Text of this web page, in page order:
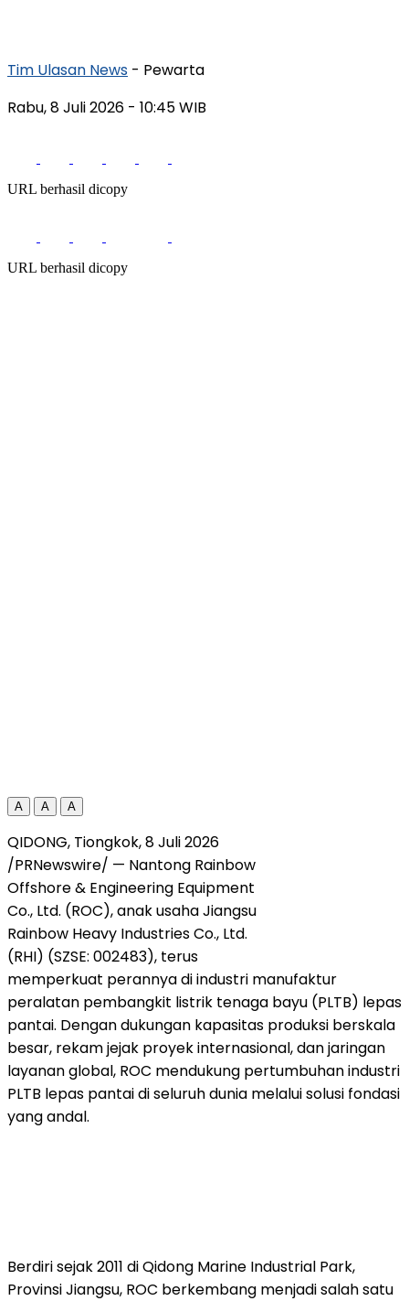
Tim Ulasan News - Pewarta
Rabu, 8 Juli 2026 - 10:45 WIB
URL berhasil dicopy
URL berhasil dicopy
A A A
QIDONG, Tiongkok, 8 Juli 2026
/PRNewswire/ — Nantong Rainbow
Offshore & Engineering Equipment
Co., Ltd. (ROC), anak usaha Jiangsu
Rainbow Heavy Industries Co., Ltd.
(RHI) (SZSE: 002483), terus
memperkuat perannya di industri manufaktur
peralatan pembangkit listrik tenaga bayu (PLTB) lepas
pantai. Dengan dukungan kapasitas produksi berskala
besar, rekam jejak proyek internasional, dan jaringan
layanan global, ROC mendukung pertumbuhan industri
PLTB lepas pantai di seluruh dunia melalui solusi fondasi
yang andal.
Berdiri sejak 2011 di Qidong Marine Industrial Park,
Provinsi Jiangsu, ROC berkembang menjadi salah satu